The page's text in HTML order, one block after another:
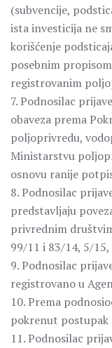
(subvencije,
ista investicija ne
korišćenje
posebnim
registrovanim
7. Podnosilac
obaveza prema
poljoprivredu,
Ministarstvu
osnovu ranije
8. Podnosilac
predstavljaju
privrednim
99/11 i 83/14, 5/
9. Podnosilac
registrovano u
10. Prema
pokrenut postupak
11. Podnosilac